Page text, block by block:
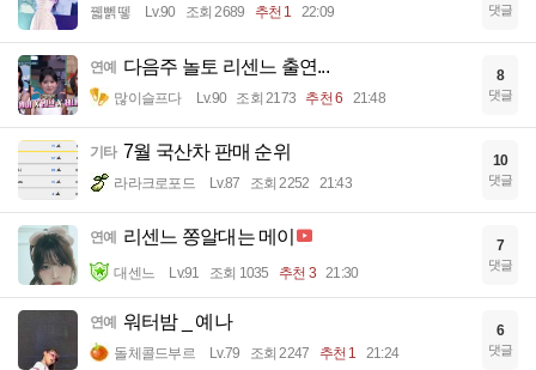
꿻뻵뗗 Lv.90 조회 2689 추천 1 22:09 댓글
연예 다음주 놀토 리센느 출연...
많이슬프다 Lv.90 조회 2173 추천 6 21:48
8
댓글
기타 7월 국산차 판매 순위
라라크로포드 Lv.87 조회 2252 21:43
10
댓글
연예 리센느 쫑알대는 메이
대센느 Lv.91 조회 1035 추천 3 21:30
7
댓글
연예 워터밤 _ 예나
돌체콜드부르 Lv.79 조회 2247 추천 1 21:24
6
댓글